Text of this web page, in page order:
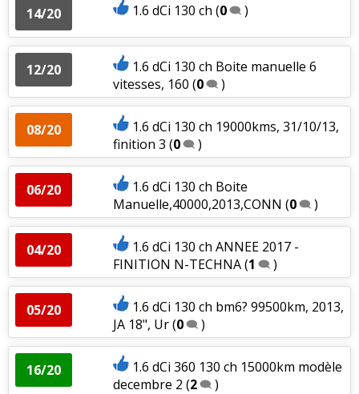
14/20 1.6 dCi 130 ch (0 )
12/20
1.6 dCi 130 ch Boite manuelle 6
vitesses, 160 (0 )
08/20
1.6 dCi 130 ch 19000kms, 31/10/13,
finition 3 (0 )
06/20
1.6 dCi 130 ch Boite
Manuelle,40000,2013,CONN (0 )
04/20
1.6 dCi 130 ch ANNEE 2017 -
FINITION N-TECHNA(1 )
05/20
1.6 dCi 130 ch bm6? 99500km, 2013,
JA 18", Ur(0 )
16/20
1.6 dCi 360 130 ch 15000km modèle
decembre 2 (2 )